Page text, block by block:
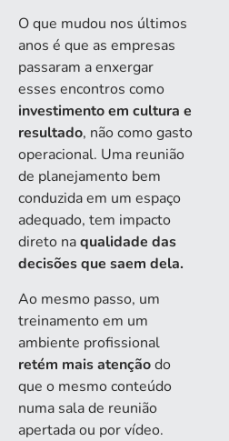
O que mudou nos últimos
anos é que as empresas
passaram a enxergar
esses encontros como
investimento em cultura e
resultado, não como gasto
operacional. Uma reunião
de planejamento bem
conduzida em um espaço
adequado, tem impacto
direto naqualidade das
decisões que saem dela.
Ao mesmo passo, um
treinamento em um
ambiente profissional
retém mais atençãodo
que o mesmo conteúdo
numa sala de reunião
apertada ou por vídeo.